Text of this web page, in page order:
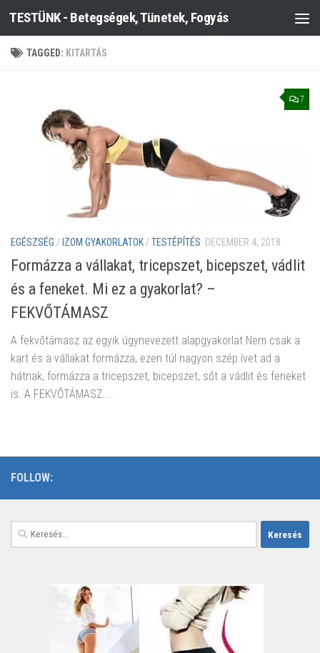
Skip to content
TESTÜNK - Betegségek, Tünetek, Fogyás
TAGGED: KITARTÁS
7
EGÉSZSÉG / IZOM GYAKORLATOK /TESTÉPÍTÉS DECEMBER 4, 2018
Formázza a vállakat, tricepszet, bicepszet, vádlit
és a feneket. Mi ez a gyakorlat? –
FEKVŐTÁMASZ
A fekvőtámasz az egyik úgynevezett alapgyakorlat Nem csak a
kart és a vállakat formázza, ezen túl nagyon szép ívet ad a
hátnak, formázza a tricepszet, bicepszet, sőt a vádlit és feneket
is. A FEKVŐTÁMASZ...
FOLLOW:
Keresés: